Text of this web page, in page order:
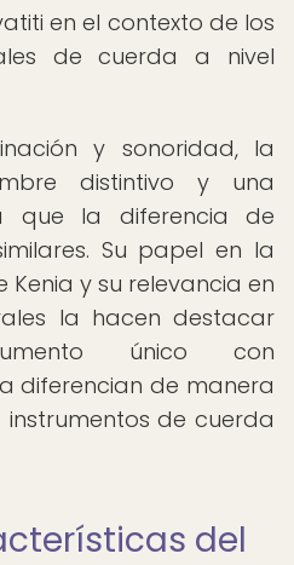
en el contexto de los
de cuerda a nivel
y sonoridad, la
distintivo y una
que la diferencia de
Su papel en la
y su relevancia en
la hacen destacar
único con
diferencian de manera
de cuerda
del